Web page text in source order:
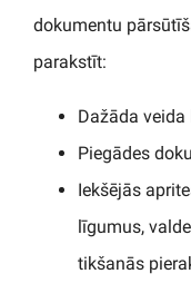
dokumentu
parakstīt:
Dažāda
Piegādes
Iekšējās
līgumus,
tikšanās